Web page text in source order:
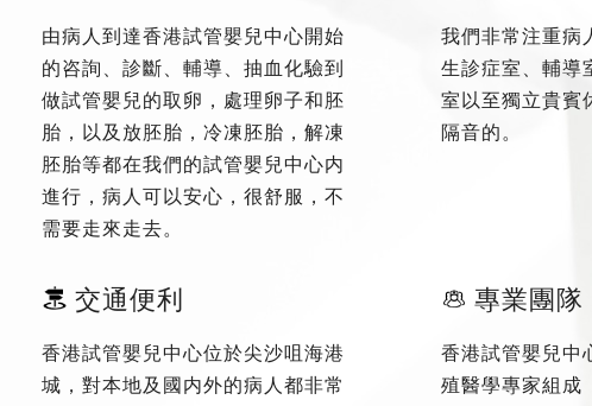
由病人到達香港試管嬰兒中心開始
的咨詢、診斷、輔導、抽血化驗到
做試管嬰兒的取卵，處理卵子和胚
胎，以及放胚胎，冷凍胚胎，解凍
胚胎等都在我們的試管嬰兒中心内
進行，病人可以安心，很舒服，不
需要走來走去。
我們非常注重病
生診症室、輔導
室以至獨立貴賓
隔音的。
交通便利
香港試管嬰兒中心位於尖沙咀海港
城，對本地及國内外的病人都非常
專業團隊
香港試管嬰兒中
殖醫學專家組成